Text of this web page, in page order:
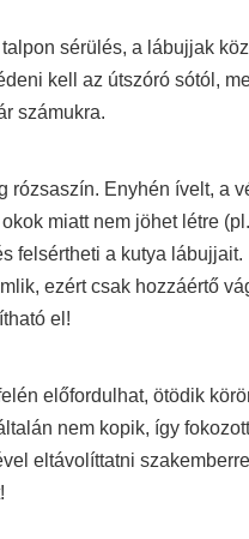
sérülés, a lábujjak
kell az útszóró sótól,
számukra.
rózsaszín. Enyhén ívelt, a
miatt nem jöhet létre
felsértheti a kutya lábujjait.
ezért csak hozzáértő
el!
előfordulhat, ötödik
nem kopik, így
eltávolíttatni